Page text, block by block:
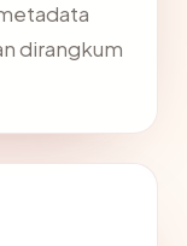
dirangkum